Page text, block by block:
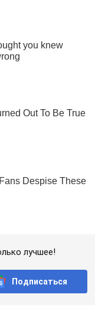
лучшее!
Подписаться